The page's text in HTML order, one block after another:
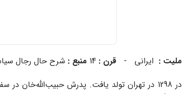
ملیت : ایرانی - قرن :
14 منبع : شرح حال رجال